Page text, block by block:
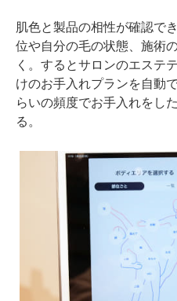
肌色と製品の相性が確認で
位や自分の毛の状態、施術
く。するとサロンのエステ
けのお手入れプランを自動
らいの頻度でお手入れをし
る。